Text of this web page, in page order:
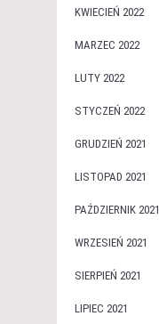
KWIECIEŃ 2022
MARZEC 2022
LUTY 2022
STYCZEŃ 2022
GRUDZIEŃ 2021
LISTOPAD 2021
PAŹDZIERNIK 2021
WRZESIEŃ 2021
SIERPIEŃ 2021
LIPIEC 2021